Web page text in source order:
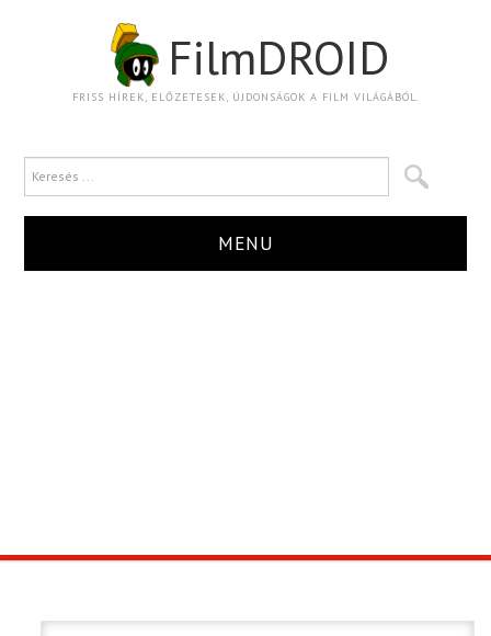
FilmDROID
FRISS HÍREK, ELŐZETESEK, ÚJDONSÁGOK A FILM VILÁGÁBÓL.
MENU